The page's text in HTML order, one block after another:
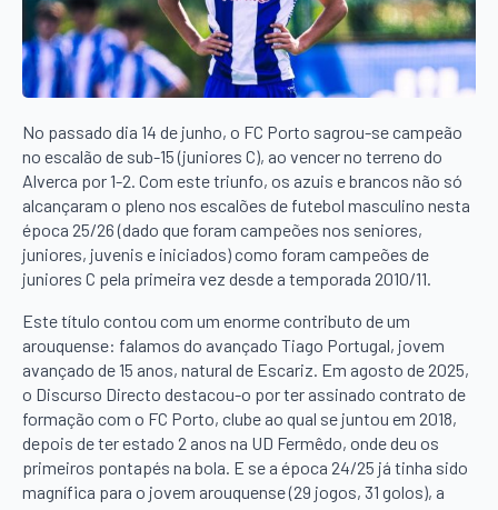
No passado dia 14 de junho, o FC Porto sagrou-se campeão
no escalão de sub-15 (juniores C), ao vencer no terreno do
Alverca por 1-2. Com este triunfo, os azuis e brancos não só
alcançaram o pleno nos escalões de futebol masculino nesta
época 25/26 (dado que foram campeões nos seniores,
juniores, juvenis e iniciados) como foram campeões de
juniores C pela primeira vez desde a temporada 2010/11.
Este título contou com um enorme contributo de um
arouquense: falamos do avançado Tiago Portugal, jovem
avançado de 15 anos, natural de Escariz. Em agosto de 2025,
o Discurso Directo destacou-o por ter assinado contrato de
formação com o FC Porto, clube ao qual se juntou em 2018,
depois de ter estado 2 anos na UD Fermêdo, onde deu os
primeiros pontapés na bola. E se a época 24/25 já tinha sido
magnífica para o jovem arouquense (29 jogos, 31 golos), a